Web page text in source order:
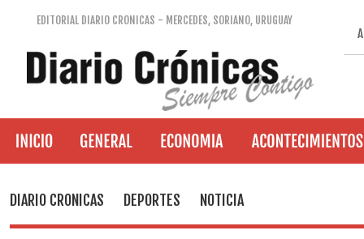
EDITORIAL DIARIO CRONICAS - MERCEDES, SORIANO, URUGUAY
DIARIO CRONICAS DEPORTES NOTICIA